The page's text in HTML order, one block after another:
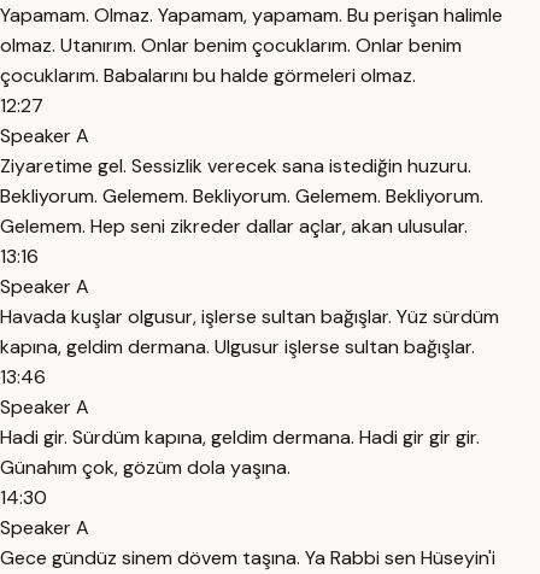
Yapamam. Olmaz. Yapamam, yapamam. Bu perişan halimle
olmaz. Utanırım. Onlar benim çocuklarım. Onlar benim
çocuklarım. Babalarını bu halde görmeleri olmaz.
12:27
Speaker A
Ziyaretime gel. Sessizlik verecek sana istediğin huzuru.
Bekliyorum. Gelemem. Bekliyorum. Gelemem. Bekliyorum.
Gelemem. Hep seni zikreder dallar açlar, akan ulusular.
13:16
Speaker A
Havada kuşlar olgusur, işlerse sultan bağışlar. Yüz sürdüm
kapına, geldim dermana. Ulgusur işlerse sultan bağışlar.
13:46
Speaker A
Hadi gir. Sürdüm kapına, geldim dermana. Hadi gir gir gir.
Günahım çok, gözüm dola yaşına.
14:30
Speaker A
Gece gündüz sinem dövem taşına. Ya Rabbi sen Hüseyin'i